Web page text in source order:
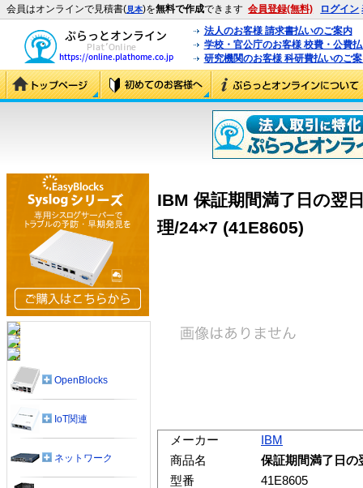
会員はオンラインで見積書(見本)を無料で作成できます 会員登録(無料) ログイン
法人のお客様 請求書払いのご案内
学校・官公庁のお客様 校費・公費
研究機関のお客様 科研費払いのご
IBM 保証期間満了日の翌
理/24×7 (41E8605)
メーカー
IBM
商品名
保証期間満了日の
型番
41E8605
OpenBlocks
IoT関連
ネットワーク